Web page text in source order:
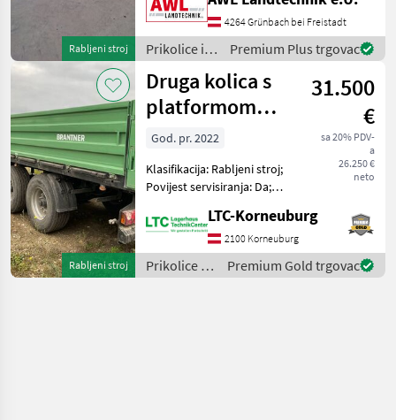
Rabljeni stroj
zračnim kočnicama,
rasvjetom, dobro stanje.
PRIVATNA PRODAJA
Prikolice i t
4264 Grünbach bei Freistadt
Prikolice i
transportna
vozila /
Sonstige
Premium Plus trgovac
Rabljeni stroj
Druga kolica s
platformom
DPW 24000
31.500
€
sa 20% PDV-
a
26.250 €
neto
God. pr. 2022
Klasifikacija: Rabljeni stroj;
Povijest servisiranja: Da;
Ostale značajke stroja:
Privatna prodaja 0664
3912976 Prikolice i
transportn
LTC-Korneuburg
2100 Korneuburg
Prikolice i
transportna
Premium Gold trgovac